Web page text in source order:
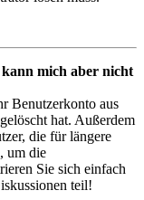
mich aber nicht
Benutzerkonto aus
hat. Außerdem
die für längere
um die
Sie sich einfach
teil!